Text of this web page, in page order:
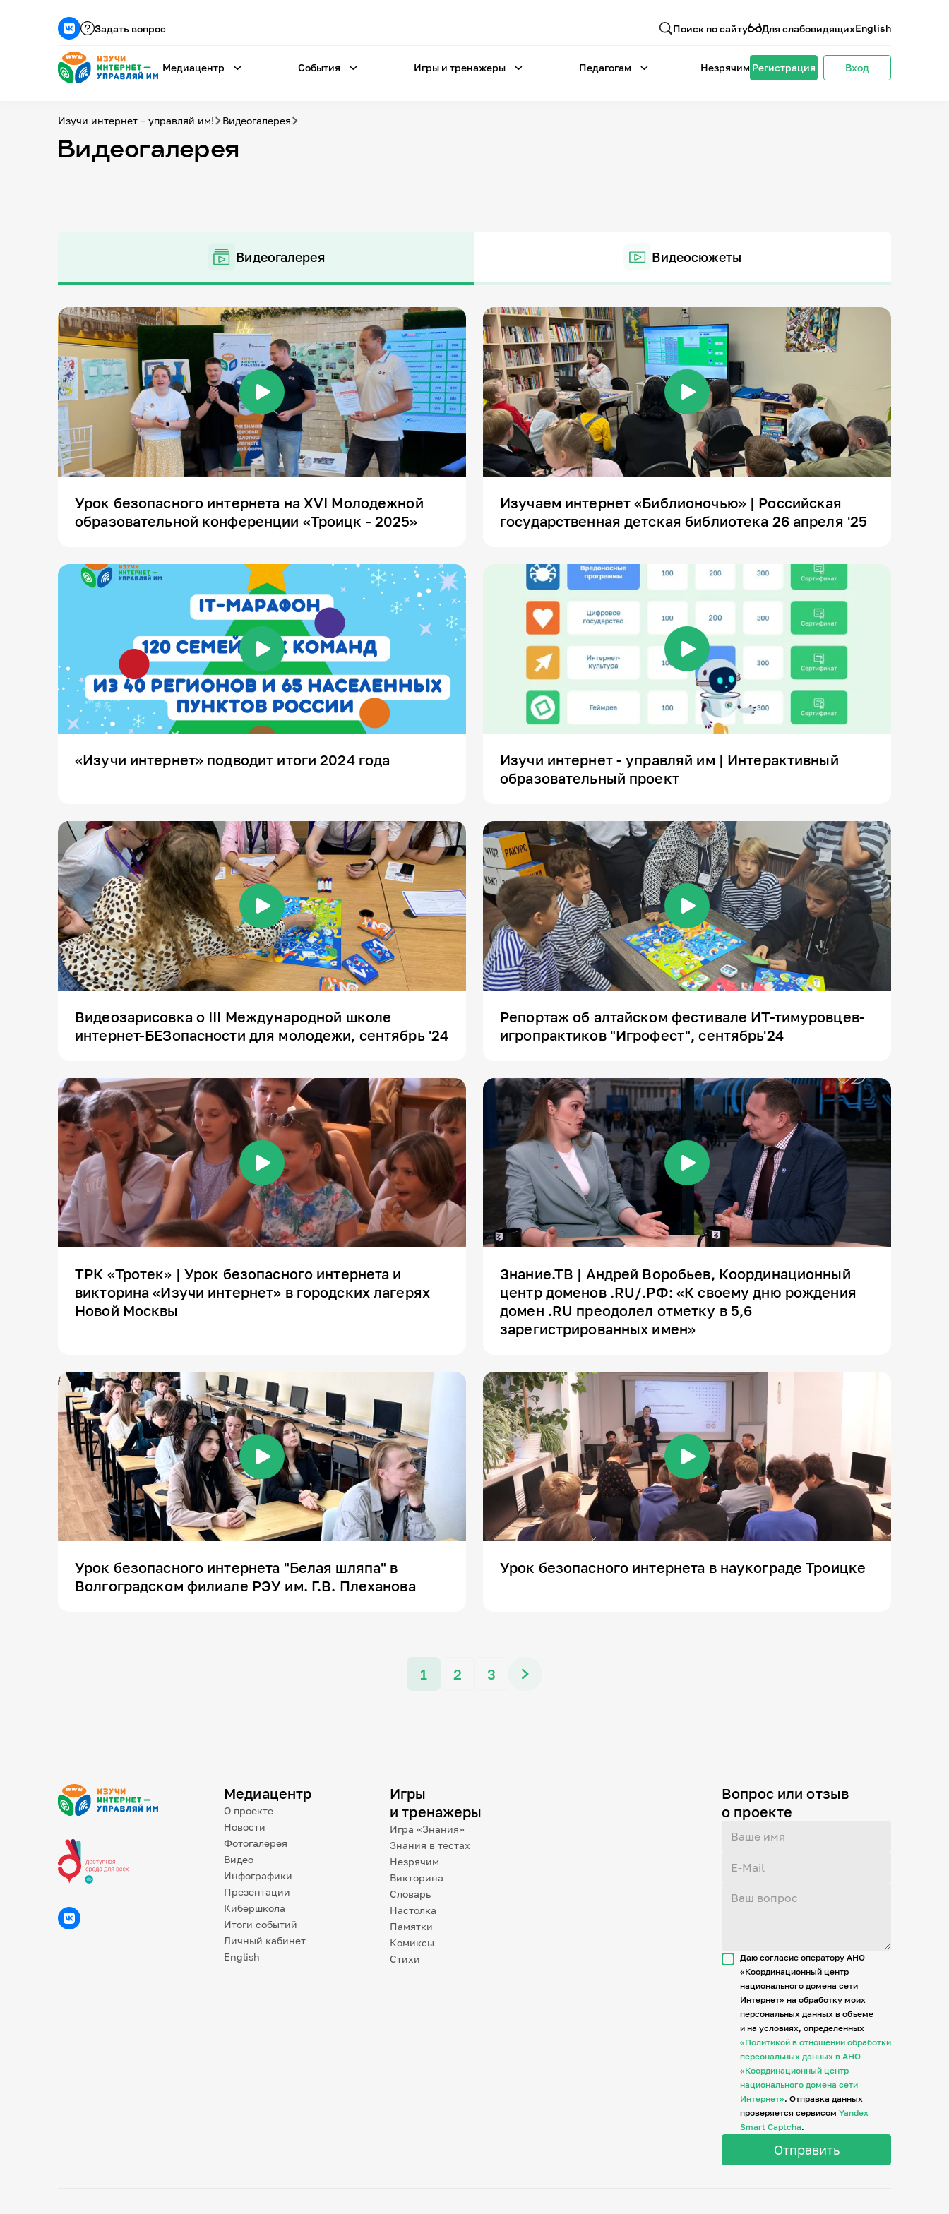
Задать вопрос Поиск по сайту Для слабовидящихEnglish
Медиацентр События Игры и тренажеры Педагогам Незрячим Регистрация Вход
Изучи интернет – управляй им! Видеогалерея
Видеогалерея
Видеогалерея Видеосюжеты
Урок безопасного интернета на XVI Молодежной
образовательной конференции «Троицк - 2025»
Изучаем интернет «Библионочью» | Российская
государственная детская библиотека 26 апреля '25
«Изучи интернет» подводит итоги 2024 года
Изучи интернет - управляй им | Интерактивный
образовательный проект
Видеозарисовка о III Международной школе
интернет-БЕЗопасности для молодежи, сентябрь '24
Репортаж об алтайском фестивале ИТ-тимуровцев-
игропрактиков "Игрофест", сентябрь'24
ТРК «Тротек» | Урок безопасного интернета и
викторина «Изучи интернет» в городских лагерях
Новой Москвы
Знание.ТВ | Андрей Воробьев, Координационный
центр доменов .RU/.РФ: «К своему дню рождения
домен .RU преодолел отметку в 5,6
зарегистрированных имен»
Урок безопасного интернета "Белая шляпа" в
Волгоградском филиале РЭУ им. Г.В. Плеханова
Урок безопасного интернета в наукограде Троицке
1 2 3
Медиацентр
О проекте
Новости
Фотогалерея
Видео
Инфографики
Презентации
Кибершкола
Итоги событий
Личный кабинет
English
Игры
и тренажеры
Игра «Знания»
Знания в тестах
Незрячим
Викторина
Словарь
Настолка
Памятки
Комиксы
Стихи
Вопрос или отзыв
о проекте
Даю согласие оператору АНО
«Координационный центр
национального домена сети
Интернет» на обработку моих
персональных данных в объеме
и на условиях, определенных
«Политикой в отношении обработки
персональных данных в АНО
«Координационный центр
национального домена сети
Интернет». Отправка данных
проверяется сервисом Yandex
Smart Captcha.